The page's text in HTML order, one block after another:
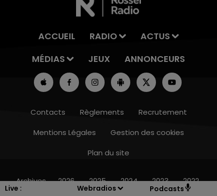
Live :
Webradios Podcasts
10h00 - 14h00
ACCUEIL RADIO
ACTUS
MÉDIAS
JEUX ANNONCEURS
Contacts Règlements
Recrutement
Mentions Légales
Gestion des cookies
Plan du site
Archives 2026 2025 2024 2023 2022